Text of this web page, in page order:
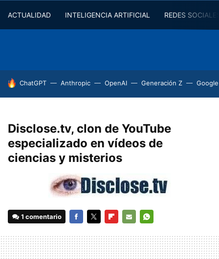
ACTUALIDAD INTELIGENCIA ARTIFICIAL REDES
HOY SE HABLA DE
ChatGPT Anthropic OpenAI Generación Z
Disclose.tv, clon de YouTube
especializado en vídeos de
ciencias y misterios
1 comentario
MAIL